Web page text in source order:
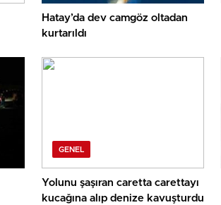
Hatay’da dev camgöz oltadan
kurtarıldı
GENEL
Yolunu şaşıran caretta carettayı
kucağına alıp denize kavuşturdu